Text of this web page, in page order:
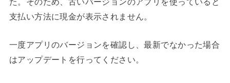
支払い方法に現金が表示されません。
一度アプリのバージョンを確認し、最新でなかった場合
はアップデートを行ってください。